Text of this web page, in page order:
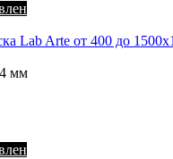
Lab Arte от 400 до
мм